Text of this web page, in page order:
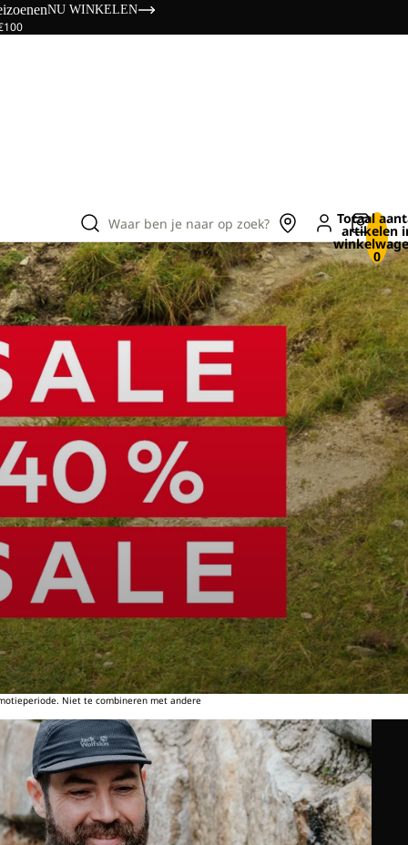
NU WINKELEN
Waar ben je naar op zoek? Totaal
artikelen
0
Niet te combineren met andere